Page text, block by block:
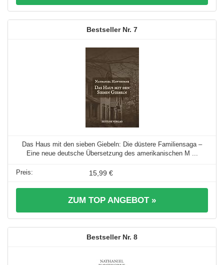
7
Das Haus mit den sieben Giebeln: Die düstere Familiensaga –
Eine neue deutsche Übersetzung des amerikanischen M ...
15,99 €
ZUM TOP ANGEBOT »
8